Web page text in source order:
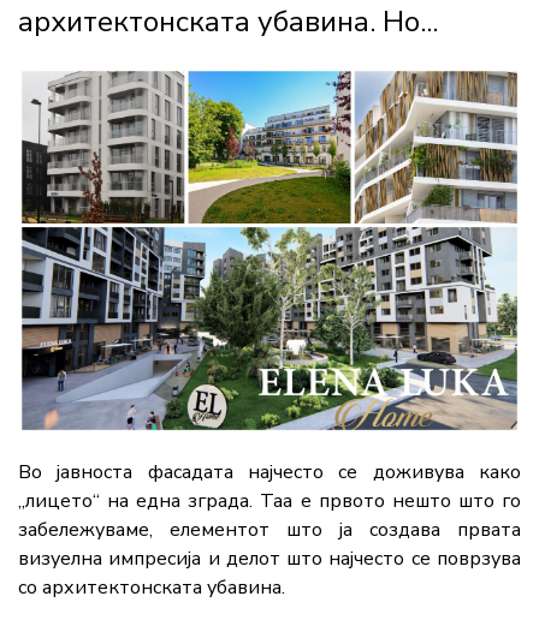
архитектонската убавина. Но...
Во јавноста фасадата најчесто се доживува како
„лицето“ на една зграда. Таа е првото нешто што го
забележуваме, елементот што ја создава првата
визуелна импресија и делот што најчесто се поврзува
со архитектонската убавина.